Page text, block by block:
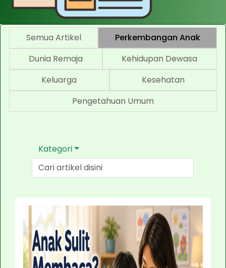
Semua Artikel
Perkembangan Anak
Dunia Remaja
Kehidupan Dewasa
Keluarga
Kesehatan
Pengetahuan Umum
Kategori